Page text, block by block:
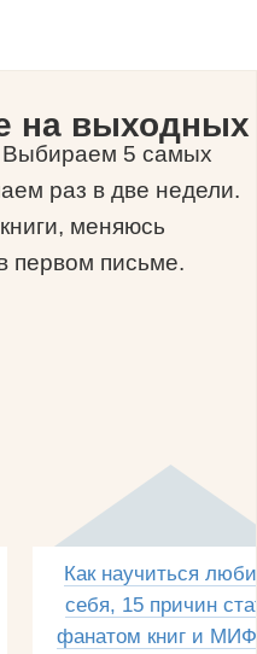
на выходных
Выбираем 5 самых
раз в две недели.
меняюсь
первом письме.
Как научиться
себя, 15 причин
фанатом книг и